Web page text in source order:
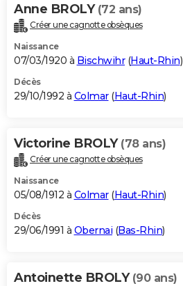
Anne BROLY (72 ans)
Créer une cagnotte obsèques
Naissance
07/03/1920 à Bischwihr(Haut-Rhin)
Décès
29/10/1992 à Colmar(Haut-Rhin)
Victorine BROLY (78 ans)
Créer une cagnotte obsèques
Naissance
05/08/1912 à Colmar(Haut-Rhin)
Décès
29/06/1991 à Obernai (Bas-Rhin)
Antoinette BROLY (90 ans)